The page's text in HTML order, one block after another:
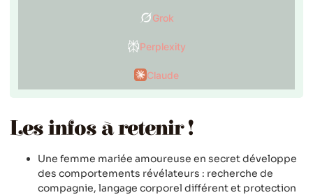
Grok
Perplexity
Claude
Les infos à retenir !
Une femme mariée amoureuse en secret développe
des comportements révélateurs : recherche de
compagnie, langage corporel différent et protection